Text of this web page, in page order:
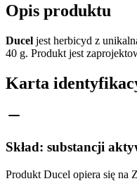
Opis produktu
Ducel jest herbicyd z
40 g. Produkt jest
Karta
Skład: substancji
Produkt Ducel opiera się na